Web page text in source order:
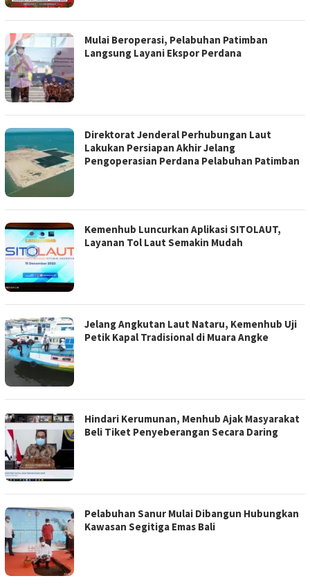
Mulai Beroperasi, Pelabuhan Patimban
Langsung Layani Ekspor Perdana
Direktorat Jenderal Perhubungan Laut
Lakukan Persiapan Akhir Jelang
Pengoperasian Perdana Pelabuhan Patimban
Kemenhub Luncurkan Aplikasi SITOLAUT,
Layanan Tol Laut Semakin Mudah
Jelang Angkutan Laut Nataru, Kemenhub Uji
Petik Kapal Tradisional di Muara Angke
Hindari Kerumunan, Menhub Ajak Masyarakat
Beli Tiket Penyeberangan Secara Daring
Pelabuhan Sanur Mulai Dibangun Hubungkan
Kawasan Segitiga Emas Bali